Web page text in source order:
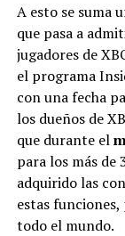
A esto se suma
que pasa a
jugadores de
el programa
con una fecha
los dueños de
que durante el
para los más de
adquirido las
estas
todo el mundo.